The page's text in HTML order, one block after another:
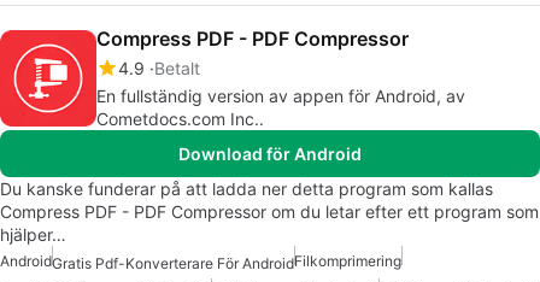
Compress PDF - PDF Compressor
4.9 Betalt
En fullständig version av appen för Android, av
Cometdocs.com Inc..
Download för Android
Du kanske funderar på att ladda ner detta program som kallas
Compress PDF - PDF Compressor om du letar efter ett program som
hjälper…
AndroidGratis Pdf-Konverterare För AndroidFilkomprimering